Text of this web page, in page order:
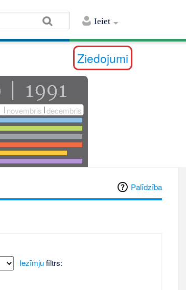
Ieiet
Ziedojumi
novembris decembris
Palīdzība
Iezīmjufiltrs: